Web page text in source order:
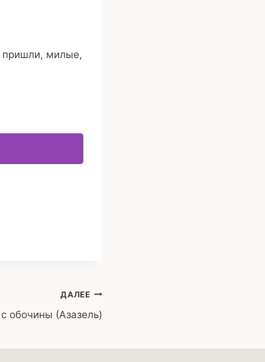
пришли, милые,
ДАЛЕЕ
обочины (Азазель)